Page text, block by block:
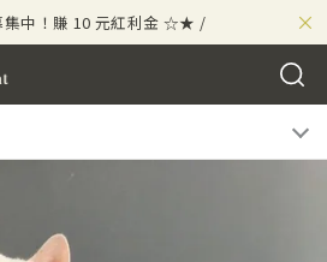
×
中！賺 10 元紅利金 ☆★ /
會員贈 50 元紅利金
中！賺 10 元紅利金 ☆★ /